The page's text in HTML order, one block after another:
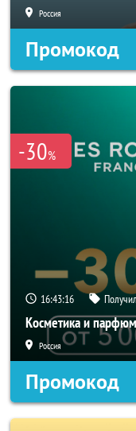
Россия
Промокод
-30%
16:43:14
Косметика и
Россия
Промокод